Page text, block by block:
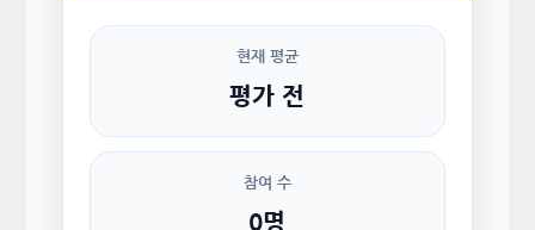
현재 평균
평가 전
참여 수
0명